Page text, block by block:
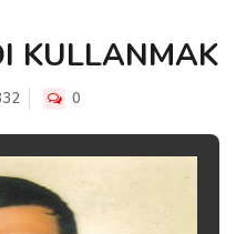
KULLANMAK
0